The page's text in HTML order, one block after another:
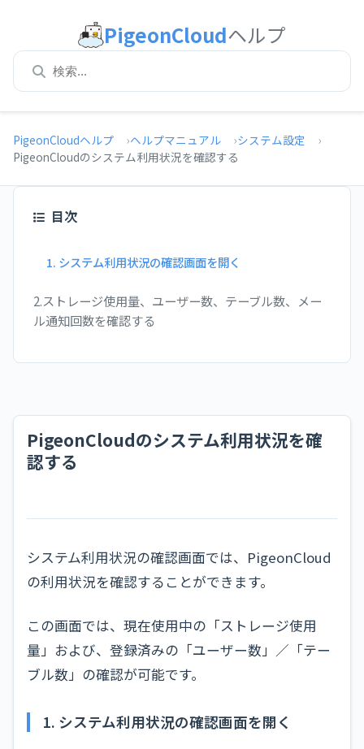
PigeonCloudヘルプ
PigeonCloudヘルプ ヘルプマニュアル
システム設定
PigeonCloudのシステム利用状況を確認する
目次
1. システム利用状況の確認画面を開く
2.ストレージ使用量、ユーザー数、テーブル数、メー
ル通知回数を確認する
PigeonCloudのシステム利用状況を確
認する
システム利用状況の確認画面では、PigeonCloud
の利用状況を確認することができます。
この画面では、現在使用中の「ストレージ使用
量」および、登録済みの「ユーザー数」／「テー
ブル数」の確認が可能です。
1. システム利用状況の確認画面を開く